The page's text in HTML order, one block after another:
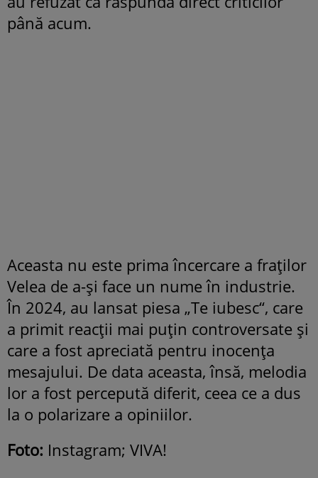
până acum.
Aceasta nu este prima încercare a fraților
Velea de a-și face un nume în industrie.
În 2024, au lansat piesa „Te iubesc“, care
a primit reacții mai puțin controversate și
care a fost apreciată pentru inocența
mesajului. De data aceasta, însă, melodia
lor a fost percepută diferit, ceea ce a dus
la o polarizare a opiniilor.
Foto: Instagram; VIVA!